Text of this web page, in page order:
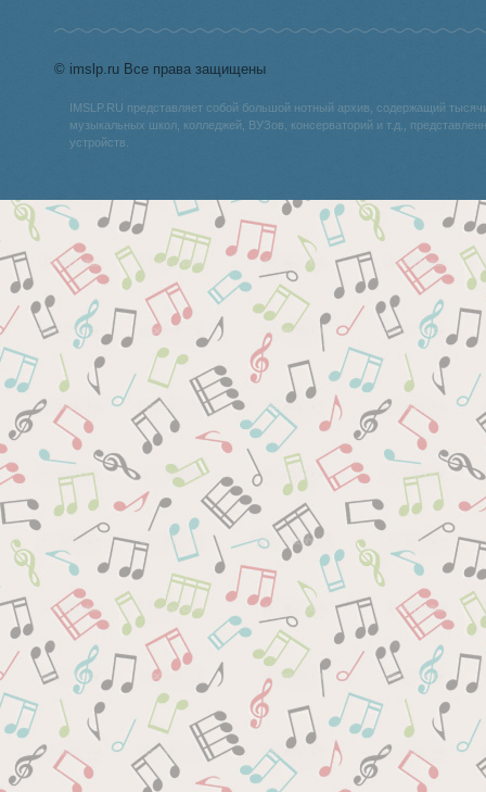
© imslp.ru Все права защищены
IMSLP.RU представляет собой большой нотный архив, содержащий
музыкальных школ, колледжей, ВУЗов, консерваторий и т.д.,
устройств.